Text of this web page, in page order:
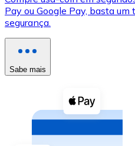
XRP
XRP
Ver tudo
Cupons cripto
Compre criptomoedas
Comprar com dinheiro
Pay ou Google Pay, basta um
segurança.
Sabe mais